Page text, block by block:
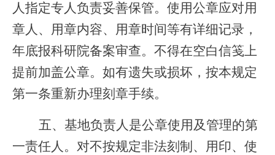
人指定专人负责妥善保管。使用公章应对用
章人、用章内容、用章时间等有详细记录，
年底报科研院备案审查。不得在空白信笺上
提前加盖公章。如有遗失或损坏，按本规定
第一条重新办理刻章手续。
五、基地负责人是公章使用及管理的第
一责任人。对不按规定非法刻制、用印、使